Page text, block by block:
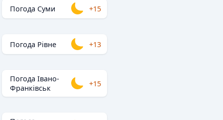
Погода Суми +15
Погода Рівне +13
Погода Івано-
Франківськ
+15